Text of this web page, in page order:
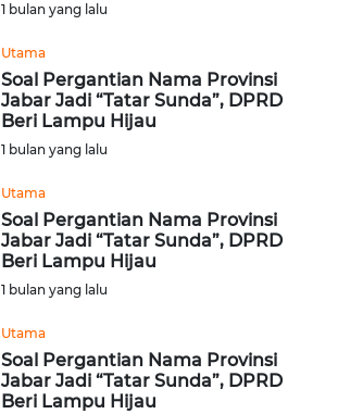
1 bulan yang lalu
Utama
Soal Pergantian Nama Provinsi
Jabar Jadi “Tatar Sunda”, DPRD
Beri Lampu Hijau
1 bulan yang lalu
Utama
Soal Pergantian Nama Provinsi
Jabar Jadi “Tatar Sunda”, DPRD
Beri Lampu Hijau
1 bulan yang lalu
Utama
Soal Pergantian Nama Provinsi
Jabar Jadi “Tatar Sunda”, DPRD
Beri Lampu Hijau